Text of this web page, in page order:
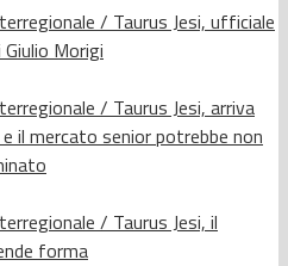
/ Taurus Jesi, ufficiale
Giulio Morigi
/ Taurus Jesi, arriva
il mercato senior potrebbe non
/ Taurus Jesi, il
forma